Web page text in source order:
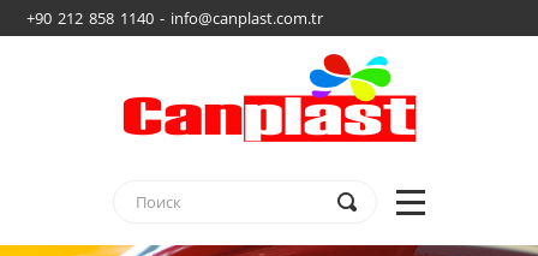
+90 212 858 1140 - info@canplast.com.tr